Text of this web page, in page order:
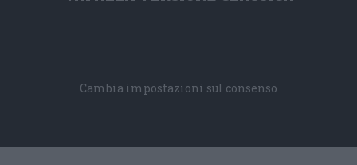
Cambia impostazioni sul consenso